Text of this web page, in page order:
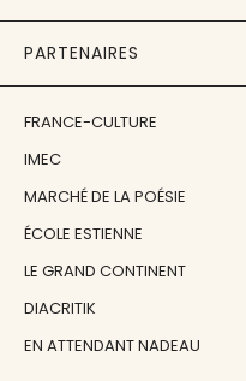
PARTENAIRES
FRANCE-CULTURE
IMEC
MARCHÉ DE LA POÉSIE
ÉCOLE ESTIENNE
LE GRAND CONTINENT
DIACRITIK
EN ATTENDANT NADEAU